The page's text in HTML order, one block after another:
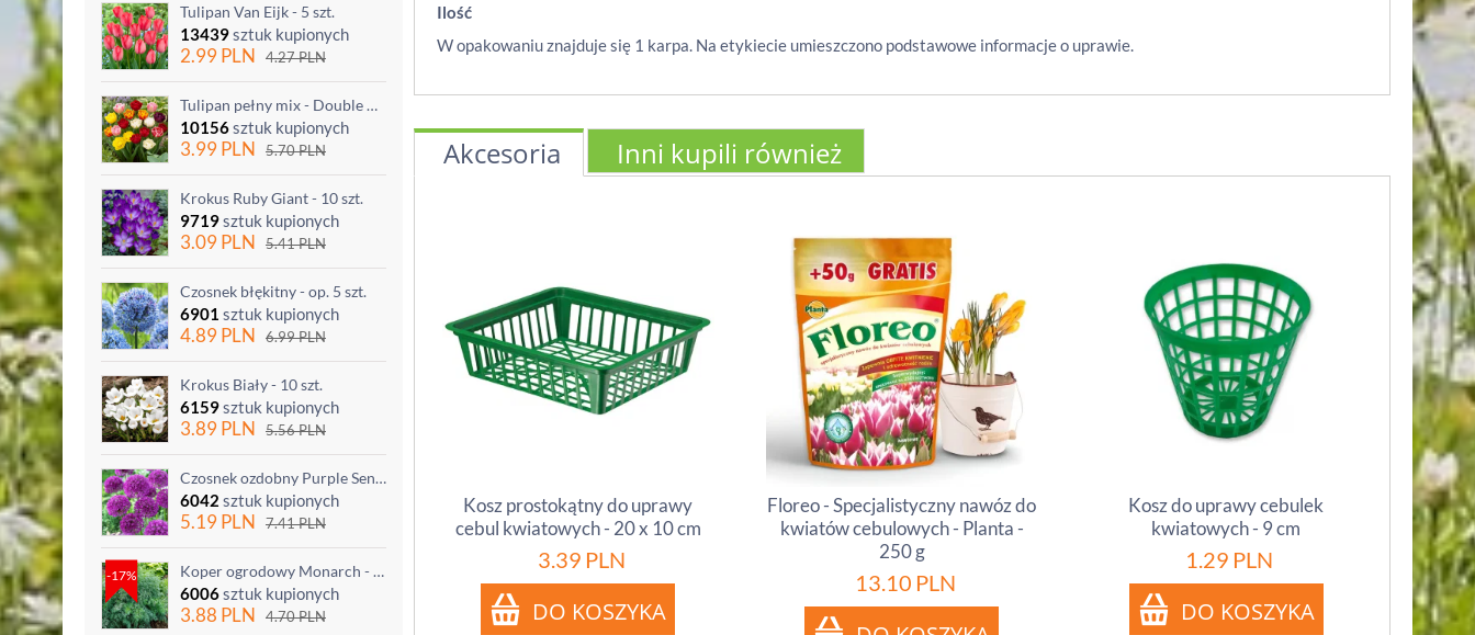
Tulipan Van Eijk - 5 szt.
13439sztuk kupionych
2.99PLN 4.27PLN
Tulipan pełny mix - Double mix - 5 szt.
10156sztuk kupionych
3.99PLN 5.70PLN
Krokus Ruby Giant - 10 szt.
9719sztuk kupionych
3.09PLN 5.41PLN
Czosnek błękitny - op. 5 szt.
6901 sztuk kupionych
4.89PLN 6.99PLN
Krokus Biały - 10 szt.
6159sztuk kupionych
3.89PLN 5.56PLN
Czosnek ozdobny Purple Sensation - op. 3 szt.
6042 sztuk kupionych
5.19PLN 7.41PLN
-17% Koper ogrodowy Monarch - po ścięciu odrasta
6006sztuk kupionych
3.88 PLN 4.70PLN
Ilość
W opakowaniu znajduje się 1 karpa. Na etykiecie umieszczono podstawowe informacje o uprawie.
Akcesoria Inni kupili również
Kosz prostokątny do uprawy
cebul kwiatowych - 20 x 10 cm
3.39 PLN
Floreo - Specjalistyczny nawóz do
kwiatów cebulowych - Planta -
250 g
13.10 PLN
Kosz do uprawy cebulek
kwiatowych - 9 cm
1.29 PLN